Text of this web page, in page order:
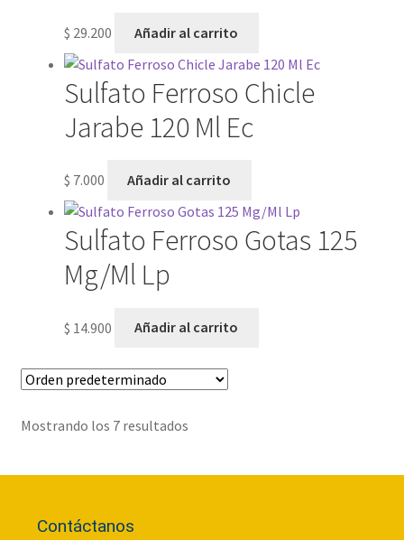
$ 29.200 Añadir al carrito
Sulfato Ferroso Chicle
Jarabe 120 Ml Ec
$ 7.000 Añadir al carrito
Sulfato Ferroso Gotas 125
Mg/Ml Lp
$ 14.900 Añadir al carrito
Mostrando los 7 resultados
Contáctanos